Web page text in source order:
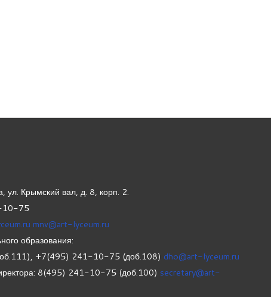
ул. Крымский вал, д. 8, корп. 2.
10-75
mnv@art-lyceum.ru
образования:
+7(495) 241-10-75 (доб.108) dho@art-lyceum.ru
8(495) 241-10-75 (доб.100) secretary@art-